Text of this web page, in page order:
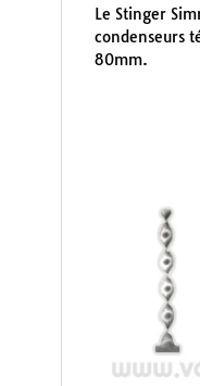
Le Stinger
condenseurs
80mm.